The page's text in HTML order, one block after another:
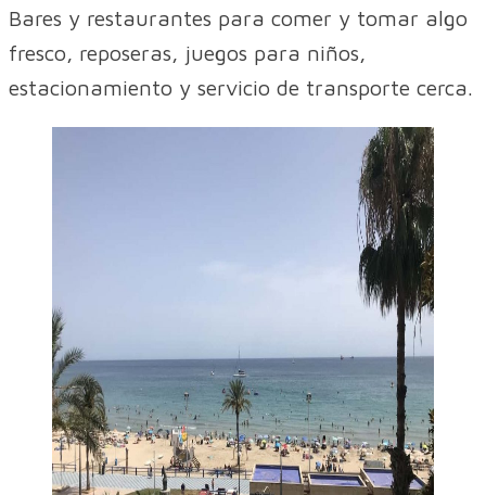
Bares y restaurantes para comer y tomar algo
fresco, reposeras, juegos para niños,
estacionamiento y servicio de transporte cerca.